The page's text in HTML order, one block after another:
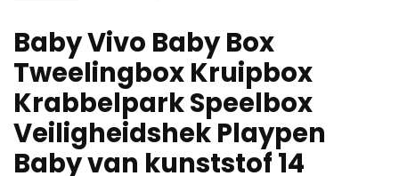
Baby Vivo Baby Box
Tweelingbox Kruipbox
Krabbelpark Speelbox
Veiligheidshek Playpen
Baby van kunststof 14